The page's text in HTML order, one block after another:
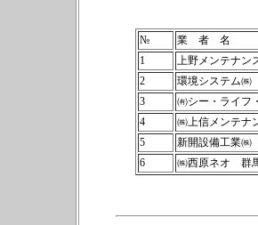
№
業 者 名
1
上野メンテナン
2
環境システム㈱
3
㈲シー・ライ
4
㈱上信メンテナ
5
新開設備工業
6
㈱西原ネオ 群